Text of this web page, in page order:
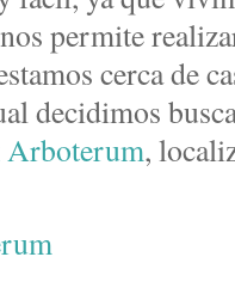
permite
cerca de
decidimos
Arboterum,